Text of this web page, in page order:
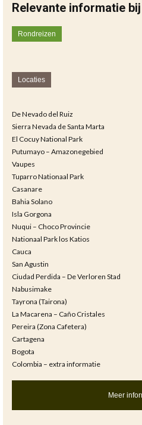
Relevante informatie
Rondreizen
Locaties
De Nevado del Ruiz
Sierra Nevada de Santa Marta
El Cocuy National Park
Putumayo – Amazonegebied
Vaupes
Tuparro Nationaal Park
Casanare
Bahia Solano
Isla Gorgona
Nuqui – Choco Provincie
Nationaal Park los Katios
Cauca
San Agustin
Ciudad Perdida – De Verloren Stad
Nabusimake
Tayrona (Tairona)
La Macarena – Caño Cristales
Pereira (Zona Cafetera)
Cartagena
Bogota
Colombia – extra informatie
Meer